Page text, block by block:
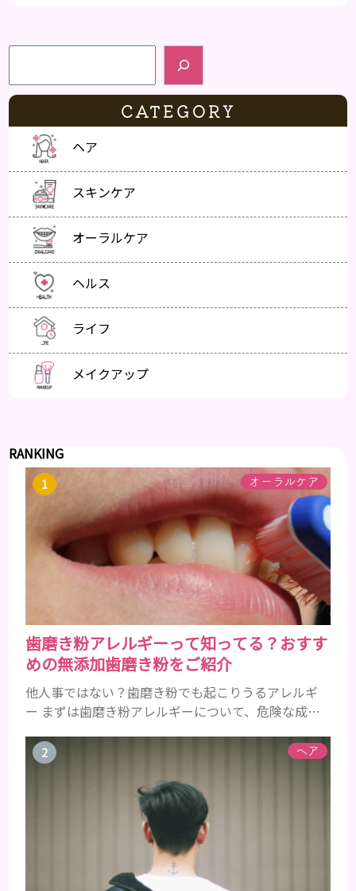
検索
CATEGORY
ヘア
スキンケア
オーラルケア
ヘルス
ライフ
メイクアップ
RANKING
オーラルケア
歯磨き粉アレルギーって知ってる？おすす
めの無添加歯磨き粉をご紹介
他人事ではない？歯磨き粉でも起こりうるアレルギ
ー まずは歯磨き粉アレルギーについて、危険な成分
まれるアレルギーを起こすおそれのある成分 まず、
普段お使いの歯磨き粉に含まれているどの成分にア
レルギーを引き起こすおそれがあるのかを説明しま
すね。 •フッ素･･･歯の表面のエナメルを守り強くし
たり、虫歯と防ぐ働きを持つ成分 •香味料 ･･･歯磨き
ヘア